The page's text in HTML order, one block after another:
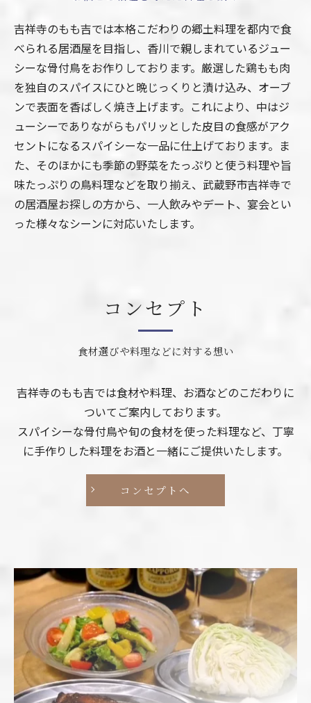
吉祥寺のもも吉では本格こだわりの郷土料理を都内で食
べられる居酒屋を目指し、香川で親しまれているジュー
シーな骨付鳥をお作りしております。厳選した鶏もも肉
を独自のスパイスにひと晩じっくりと漬け込み、オーブ
ンで表面を香ばしく焼き上げます。これにより、中はジ
ューシーでありながらもパリッとした皮目の食感がアク
セントになるスパイシーな一品に仕上げております。ま
た、そのほかにも季節の野菜をたっぷりと使う料理や旨
味たっぷりの鳥料理などを取り揃え、武蔵野市吉祥寺で
の居酒屋お探しの方から、一人飲みやデート、宴会とい
った様々なシーンに対応いたします。
食材選びや料理などに対する想い
コンセプト
吉祥寺のもも吉では食材や料理、お酒などのこだわりに
ついてご案内しております。
スパイシーな骨付鳥や旬の食材を使った料理など、丁寧
に手作りした料理をお酒と一緒にご提供いたします。
コンセプトへ